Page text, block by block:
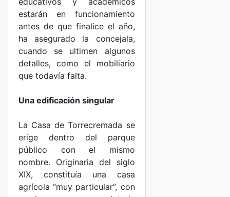
estarán en funcionamiento
antes de que finalice el año,
ha asegurado la concejala,
cuando se ultimen algunos
detalles, como el mobiliario
que todavía falta.
Una edificación singular
La Casa de Torrecremada se
erige dentro del parque
público con el mismo
nombre. Originaria del siglo
XIX, constituía una casa
agrícola “muy particular”, con